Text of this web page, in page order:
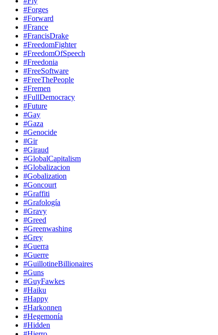
#Forges
#Forward
#France
#FrancisDrake
#FreedomFighter
#FreedomOfSpeech
#Freedonia
#FreeSoftware
#FreeThePeople
#Fremen
#FullDemocracy
#Future
#Gay
#Gaza
#Genocide
#Gir
#Giraud
#GlobalCapitalism
#Globalizacion
#Gobalization
#Goncourt
#Graffiti
#Grafología
#Gravy
#Greed
#Greenwashing
#Grey
#Guerra
#Guerre
#GuillotineBillionaires
#Guns
#GuyFawkes
#Haiku
#Happy
#Harkonnen
#Hegemonía
#Hidden